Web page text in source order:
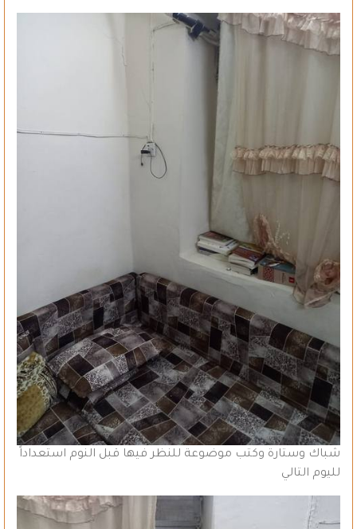
شباك وستارة وكتب موضوعة للنظر فيها قبل النوم استعداداً
لليوم التالي